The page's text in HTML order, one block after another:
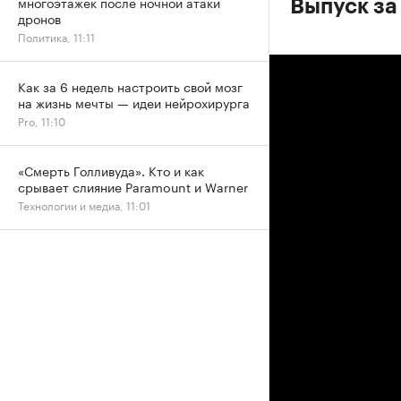
Выпуск
дронов
Политика, 11:11
Как за 6 недель настроить свой мозг
на жизнь мечты — идеи нейрохирурга
Pro, 11:10
«Смерть Голливуда». Кто и как
срывает слияние Paramount и Warner
Технологии и медиа, 11:01